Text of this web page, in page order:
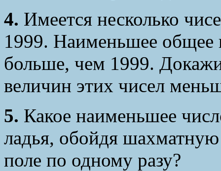
4. Имеется несколько
1999. Наименьшее общее
больше, чем 1999.
величин этих чисел
5. Какое наименьшее
ладья, обойдя
поле по одному разу?